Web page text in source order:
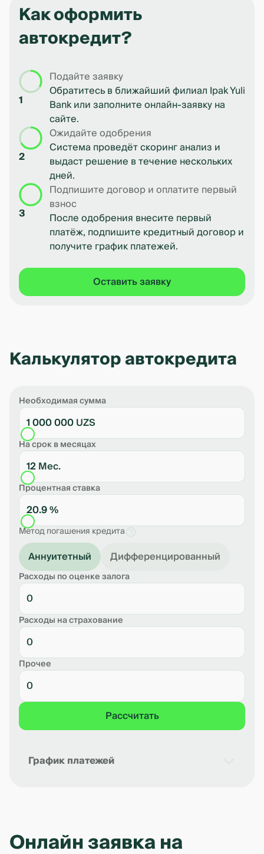
Как оформить
автокредит?
1
Подайте заявку
Обратитесь в ближайший филиал Ipak Yuli
Bank или заполните онлайн-заявку на
сайте.
2
Ожидайте одобрения
Система проведёт скоринг анализ и
выдаст решение в течение нескольких
дней.
3
Подпишите договор и оплатите первый
взнос
После одобрения внесите первый
платёж, подпишите кредитный договор и
получите график платежей.
Оставить заявку
Калькулятор автокредита
Необходимая сумма
1 000 000 UZS
На срок в месяцах
12 Мес.
Процентная ставка
20.9 %
Метод погашения кредита
Аннуитетный Дифференцированный
Расходы по оценке залога
Расходы на страхование
Прочее
Рассчитать
График платежей
Рассчет предварительный. Точный
Онлайн заявка на